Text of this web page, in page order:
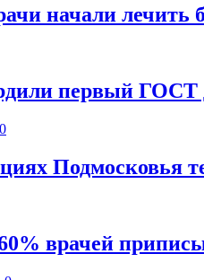
начали лечить
первый ГОСТ
0
Подмосковья
врачей